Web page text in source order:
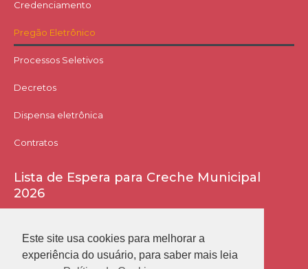
Credenciamento
Pregão Eletrônico
Processos Seletivos
Decretos
Dispensa eletrônica
Contratos
Lista de Espera para Creche Municipal
2026
Este site usa cookies para melhorar a
experiência do usuário, para saber mais leia